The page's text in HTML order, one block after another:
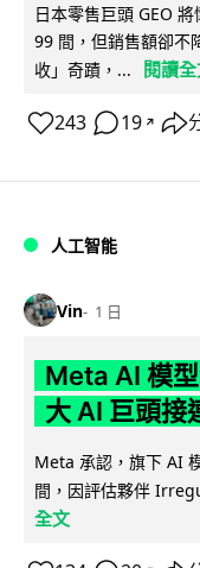
日本零售巨頭 GEO
99 間，但銷售額卻不
收」奇蹟，...
閱讀
243 19 ↗
人工智能
Vin 1 日
Meta AI 模
大 AI 巨頭接
Meta 承認，旗下 AI
間，因評估夥伴
全文